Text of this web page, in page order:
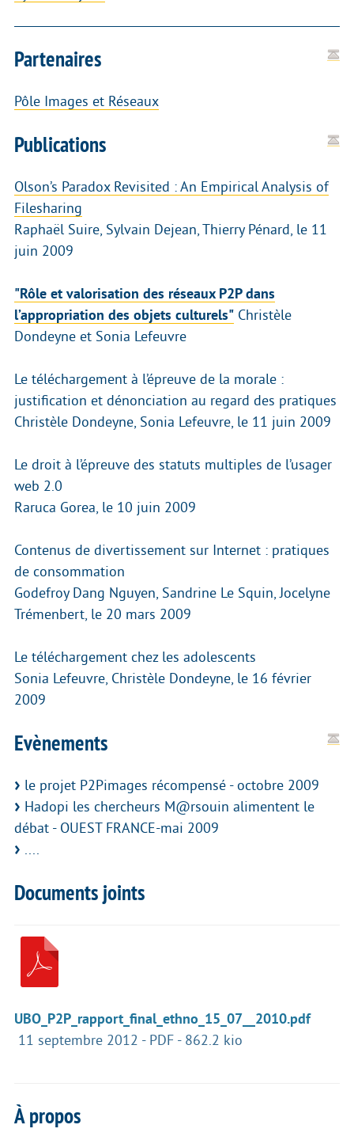
Partenaires
Pôle Images et Réseaux
Publications
Olson’s Paradox Revisited : An Empirical Analysis of
Filesharing
Raphaël Suire, Sylvain Dejean, Thierry Pénard, le 11
juin 2009
"Rôle et valorisation des réseaux P2P dans
l’appropriation des objets culturels" Christèle
Dondeyne et Sonia Lefeuvre
Le téléchargement à l’épreuve de la morale :
justification et dénonciation au regard des pratiques
Christèle Dondeyne, Sonia Lefeuvre, le 11 juin 2009
Le droit à l’épreuve des statuts multiples de l’usager
web 2.0
Raruca Gorea, le 10 juin 2009
Contenus de divertissement sur Internet : pratiques
de consommation
Godefroy Dang Nguyen, Sandrine Le Squin, Jocelyne
Trémenbert, le 20 mars 2009
Le téléchargement chez les adolescents
Sonia Lefeuvre, Christèle Dondeyne, le 16 février
2009
Evènements
le projet P2Pimages récompensé - octobre 2009
Hadopi les chercheurs M@rsouin alimentent le
débat - OUEST FRANCE-mai 2009
....
Documents joints
UBO_P2P_rapport_final_ethno_15_07__2010.pdf
11 septembre 2012 - PDF - 862.2 kio
À propos